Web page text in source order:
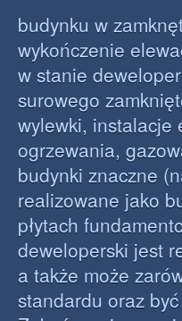
budynku w
wykończenie
w stanie
surowego
wylewki, instalacje
ogrzewania,
budynki znaczne
realizowane jako
płytach
deweloperski jest
a także może
standardu oraz